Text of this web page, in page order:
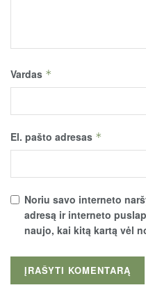
Vardas *
El. pašto adresas *
Noriu savo interneto
adresą ir interneto
naujo, kai kitą kartą vėl